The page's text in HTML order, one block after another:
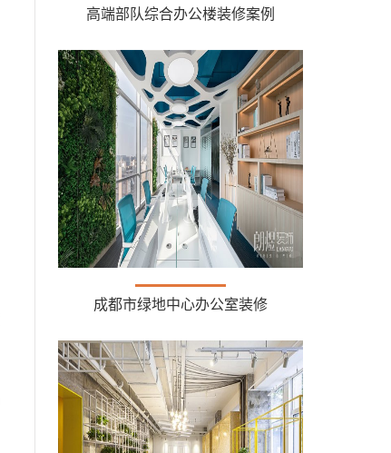
高端部队综合办公楼装修案例
成都市绿地中心办公室装修